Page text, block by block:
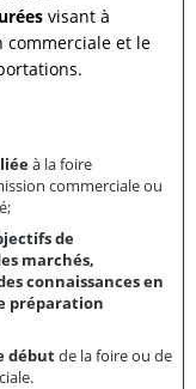
visant à
et le
à la foire
commerciale ou
de
marchés,
connaissances en
préparation
débutde la foire ou de